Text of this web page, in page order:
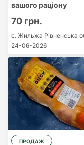
вашого раціону
70 грн.
с. Жильжа Рівненська
24-06-2026
ПРОДАЖ